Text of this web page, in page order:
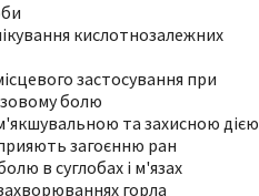
кислотнозалежних
застосування при
болю
та захисною дією
загоєнню ран
в суглобах і м'язах
горла